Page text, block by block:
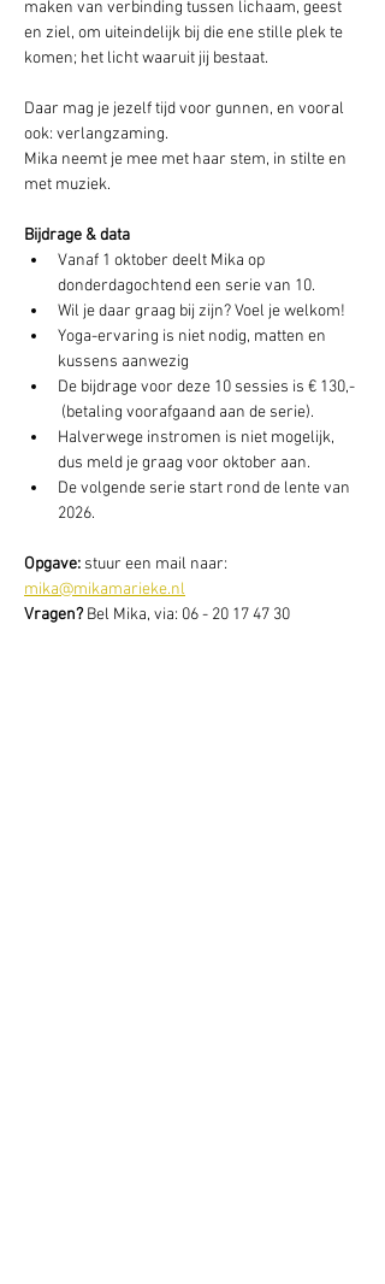
maken van verbinding tussen lichaam, geest
en ziel, om uiteindelijk bij die ene stille plek te
komen; het licht waaruit jij bestaat.
Daar mag je jezelf tijd voor gunnen, en vooral
ook: verlangzaming.
Mika neemt je mee met haar stem, in stilte en
met muziek.
Bijdrage & data
Vanaf 1 oktober deelt Mika op
donderdagochtend een serie van 10.
Wil je daar graag bij zijn? Voel je welkom!
Yoga-ervaring is niet nodig, matten en
kussens aanwezig
De bijdrage voor deze 10 sessies is € 130,-
(betaling voorafgaand aan de serie).
Halverwege instromen is niet mogelijk,
dus meld je graag voor oktober aan.
De volgende serie start rond de lente van
2026.
Opgave: stuur een mail naar:
mika@mikamarieke.nl
Vragen? Bel Mika, via: 06 - 20 17 47 30